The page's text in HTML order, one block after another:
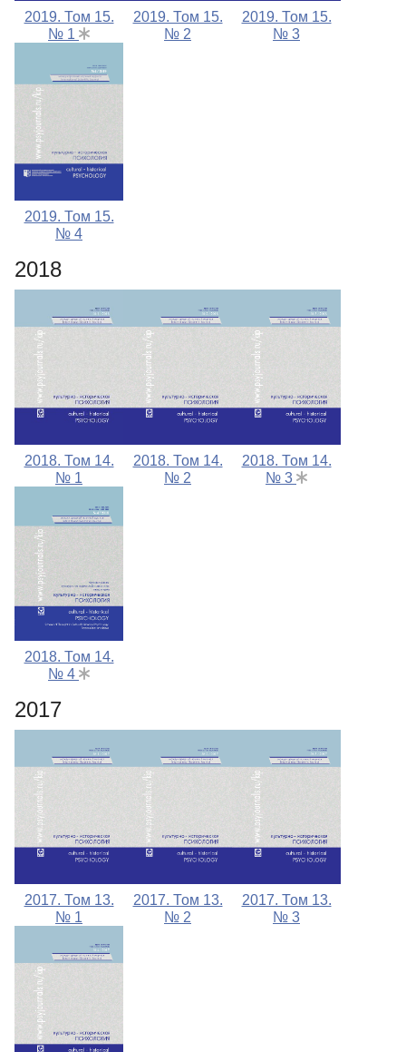
2019. Том 15.
№ 1
2019. Том 15.
№ 2
2019. Том 15.
№ 3
2019. Том 15.
№ 4
2018
2018. Том 14.
№ 1
2018. Том 14.
№ 2
2018. Том 14.
№ 3
2018. Том 14.
№ 4
2017
2017. Том 13.
№ 1
2017. Том 13.
№ 2
2017. Том 13.
№ 3